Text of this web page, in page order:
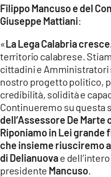
ANDROID
APPLE
Filippo Mancuso e del
Giuseppe Mattiani:
«La Lega Calabria
territorio calabrese.
cittadini e Amministratori
nostro progetto politico,
credibilità, solidità e
Continueremo su questa
dell’Assessore De
Riponiamo in Lei grande
che insieme riusciremo
di Delianuovae
presidente Mancuso